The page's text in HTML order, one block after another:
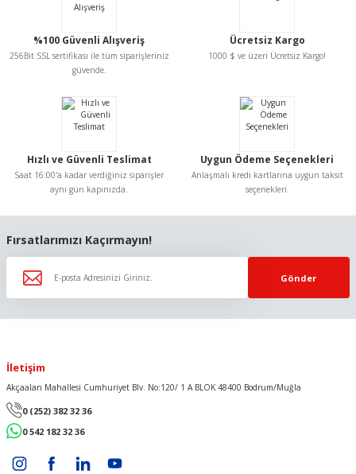
Ürün açıklamasında eksik bilgiler bulunuyor.
Ürün bilgilerinde hatalar bulunuyor.
Bu ürüne benzer farklı alternatifler olmalı.
%100 Güvenli Alışveriş
256Bit SSL sertifikası ile tüm siparişleriniz
güvende.
Ücretsiz Kargo
1000 $ ve üzeri Ücretsiz Kargo!
Hızlı ve Güvenli Teslimat
Saat 16:00'a kadar verdiğiniz siparişler
aynı gün kapınızda.
Uygun Ödeme Seçenekleri
Anlaşmalı kredi kartlarına uygun taksit
seçenekleri.
Fırsatlarımızı Kaçırmayın!
Gönder
İletişim
Akçaalan Mahallesi Cumhuriyet Blv. No:120/ 1 A BLOK 48400 Bodrum/Muğla
0 (252) 382 32 36
0 542 182 32 36